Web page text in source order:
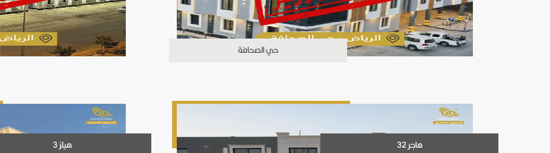
حي الصحافة
هاجر 32 هيلز 3